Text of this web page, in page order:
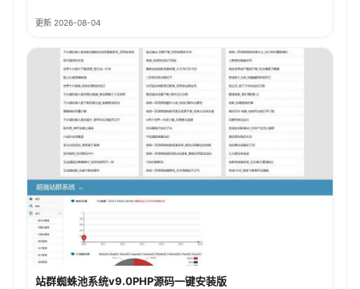
更新 2026-08-04
站群蜘蛛池系统v9.0PHP源码一键安装版